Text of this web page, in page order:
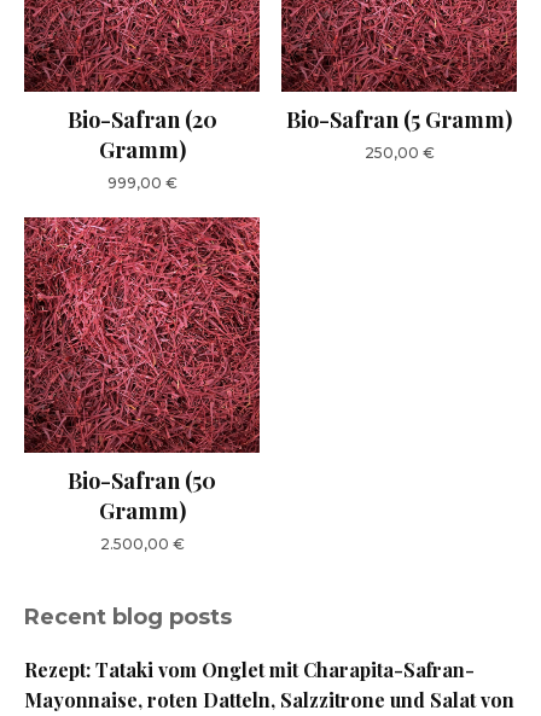
Bio-Safran (20
Gramm)
999,00 €
Bio-Safran (5 Gramm)
250,00 €
Bio-Safran (50
Gramm)
2.500,00 €
Recent blog posts
Rezept: Tataki vom Onglet mit Charapita-Safran-
Mayonnaise, roten Datteln, Salzzitrone und Salat von